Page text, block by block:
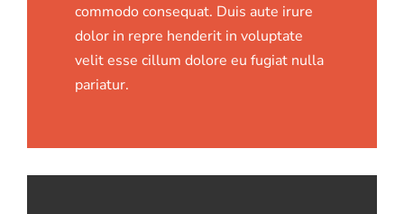
commodo consequat. Duis aute irure
dolor in repre henderit in voluptate
velit esse cillum dolore eu fugiat nulla
pariatur.